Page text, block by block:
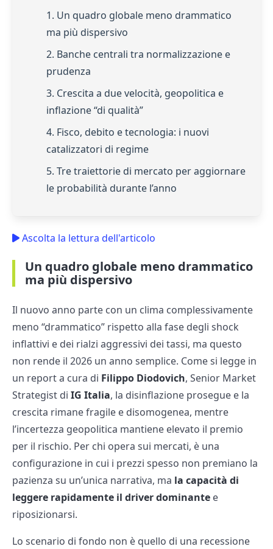
1. Un quadro globale meno drammatico
ma più dispersivo
2. Banche centrali tra normalizzazione e
prudenza
3. Crescita a due velocità, geopolitica e
inflazione “di qualità”
4. Fisco, debito e tecnologia: i nuovi
catalizzatori di regime
5. Tre traiettorie di mercato per aggiornare
le probabilità durante l’anno
Ascolta la lettura dell'articolo
Un quadro globale meno drammatico
ma più dispersivo
Il nuovo anno parte con un clima complessivamente
meno “drammatico” rispetto alla fase degli shock
inflattivi e dei rialzi aggressivi dei tassi, ma questo
non rende il 2026 un anno semplice. Come si legge in
un report a cura di Filippo Diodovich, Senior Market
Strategist di IG Italia, la disinflazione prosegue e la
crescita rimane fragile e disomogenea, mentre
l’incertezza geopolitica mantiene elevato il premio
per il rischio. Per chi opera sui mercati, è una
configurazione in cui i prezzi spesso non premiano la
pazienza su un’unica narrativa, ma la capacità di
leggere rapidamente il driver dominante e
riposizionarsi.
Lo scenario di fondo non è quello di una recessione